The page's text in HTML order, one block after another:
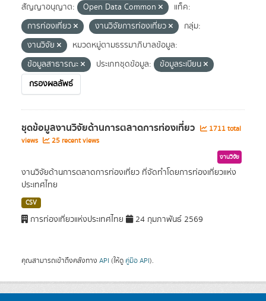
สัญญาอนุญาต: Open Data Common
แท็ค:
การท่องเที่ยว
งานวิจัยการท่องเที่ยว
กลุ่ม:
งานวิจัย
หมวดหมู่ตามธรรมาภิบาลข้อมูล:
ข้อมูลสาธารณะ
ประเภทชุดข้อมูล:
ข้อมูลระเบียน
กรองผลลัพธ์
ชุดข้อมูลงานวิจัยด้านการตลาดการท่องเที่ยว
1711 total
views
25 recent views
งานวิจัย
งานวิจัยด้านการตลาดการท่องเที่ยว ที่จัดทำโดยการท่องเที่ยวแห่ง
ประเทศไทย
CSV
การท่องเที่ยวแห่งประเทศไทย 24 กุมภาพันธ์ 2569
คุณสามารถเข้าถึงคลังทาง API (ให้ดู คู่มือ API).